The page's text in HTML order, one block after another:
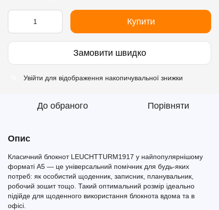
Купити
Замовити швидко
Увійти для відображення накопичувальної знижки
До обраного Порівняти
Опис
Класичний блокнот LEUCHTTURM1917 у найпопулярнішому
форматі A5 — це універсальний помічник для будь-яких
потреб: як особистий щоденник, записник, планувальник,
робочий зошит тощо. Такий оптимальний розмір ідеально
підійде для щоденного використання блокнота вдома та в
офісі.